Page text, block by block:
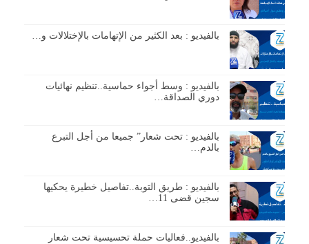
بالفيديو : بعد الكثير من الإتهامات بالإختلالات و…
بالفيديو : وسط أجواء حماسية..تنظيم نهائيات
دوري الصداقة…
بالفيديو : تحت شعار” جميعا من أجل التبرع
بالدم…
بالفيديو : طريق التوبة..تفاصيل خطيرة يحكيها
سجين قضى 11…
بالفيديو..فعاليات حملة تحسيسية تحت شعار